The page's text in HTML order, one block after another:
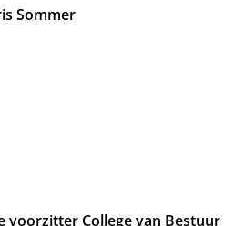
Sommer
voorzitter College van Bestuur